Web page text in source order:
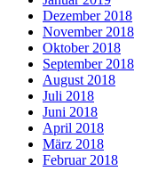
Dezember 2018
November 2018
Oktober 2018
September 2018
August 2018
Juli 2018
Juni 2018
April 2018
März 2018
Februar 2018